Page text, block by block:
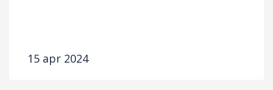
15 apr 2024